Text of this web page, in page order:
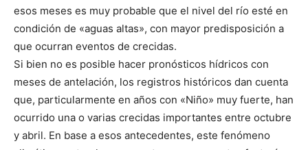
esos meses es muy probable que el nivel del río esté en
condición de «aguas altas», con mayor predisposición a
que ocurran eventos de crecidas.
Si bien no es posible hacer pronósticos hídricos con
meses de antelación, los registros históricos dan cuenta
que, particularmente en años con «Niño» muy fuerte, han
ocurrido una o varias crecidas importantes entre octubre
y abril. En base a esos antecedentes, este fenómeno